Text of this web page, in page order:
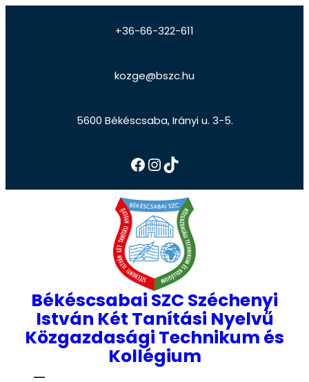
+36-66-322-611
kozge@bszc.hu
5600 Békéscsaba, Irányi u. 3-5.
Békéscsabai SZC Széchenyi
István Két Tanítási Nyelvű
Közgazdasági Technikum és
Kollégium